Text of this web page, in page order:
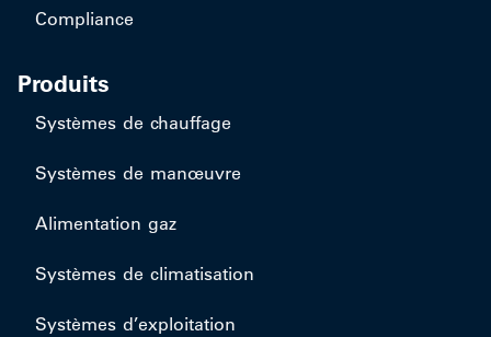
Compliance
Produits
Systèmes de chauffage
Systèmes de manœuvre
Alimentation gaz
Systèmes de climatisation
Systèmes d’exploitation